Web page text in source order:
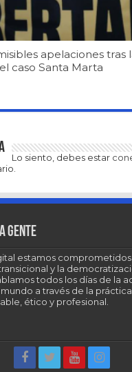
apelaciones tras
caso Santa Marta
Lo siento, debes estar
gente
estamos
y la
todos los días de la
a través de la
ético y profesional.